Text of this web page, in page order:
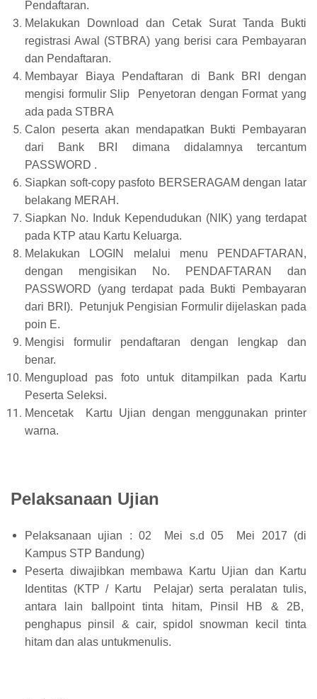
Pendaftaran.
Melakukan Download dan Cetak Surat Tanda Bukti
registrasi Awal (STBRA) yang berisi cara Pembayaran
dan Pendaftaran.
Membayar Biaya Pendaftaran di Bank BRI dengan
mengisi formulir Slip Penyetoran dengan Format yang
ada pada STBRA
Calon peserta akan mendapatkan Bukti Pembayaran
dari Bank BRI dimana didalamnya tercantum
PASSWORD .
Siapkan soft-copy pasfoto BERSERAGAM dengan latar
belakang MERAH.
Siapkan No. Induk Kependudukan (NIK) yang terdapat
pada KTP atau Kartu Keluarga.
Melakukan LOGIN melalui menu PENDAFTARAN,
dengan mengisikan No. PENDAFTARAN dan
PASSWORD (yang terdapat pada Bukti Pembayaran
dari BRI). Petunjuk Pengisian Formulir dijelaskan pada
poin E.
Mengisi formulir pendaftaran dengan lengkap dan
benar.
Mengupload pas foto untuk ditampilkan pada Kartu
Peserta Seleksi.
Mencetak Kartu Ujian dengan menggunakan printer
warna.
Pelaksanaan Ujian
Pelaksanaan ujian : 02 Mei s.d 05 Mei 2017 (di
Kampus STP Bandung)
Peserta diwajibkan membawa Kartu Ujian dan Kartu
Identitas (KTP / Kartu Pelajar) serta peralatan tulis,
antara lain ballpoint tinta hitam, Pinsil HB & 2B,
penghapus pinsil & cair, spidol snowman kecil tinta
hitam dan alas untukmenulis.